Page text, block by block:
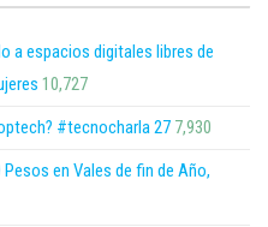
a espacios digitales libres de
10,727
#tecnocharla 27 7,930
en Vales de fin de Año,